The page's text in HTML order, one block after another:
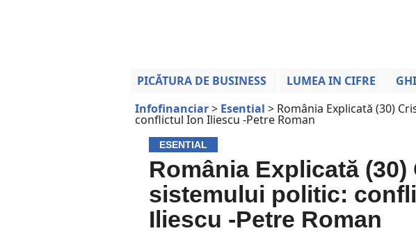
PICĂTURA DE BUSINESS LUMEA IN CIFRE
Infofinanciar> Esential > România Explicată (30)
conflictul Ion Iliescu -Petre Roman
ESENTIAL
România Explicată
sistemului politic:
Iliescu -Petre Roman